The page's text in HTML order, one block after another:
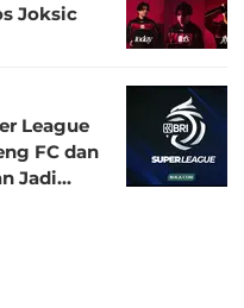
Joksic
League
FC dan
Jadi